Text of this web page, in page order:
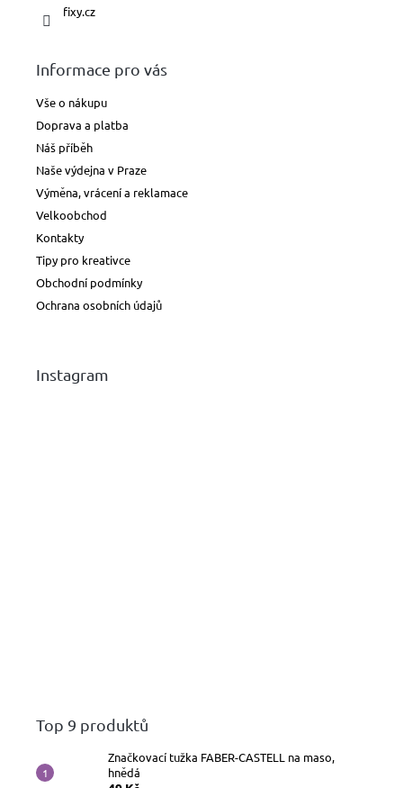
fixy.cz
Informace pro vás
Vše o nákupu
Doprava a platba
Náš příběh
Naše výdejna v Praze
Výměna, vrácení a reklamace
Velkoobchod
Kontakty
Tipy pro kreativce
Obchodní podmínky
Ochrana osobních údajů
Instagram
Top 9 produktů
Značkovací tužka FABER-CASTELL na maso,
hnědá